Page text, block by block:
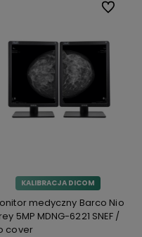
KALIBRACJA DICOM
medyczny Barco Nio
5MP MDNG-6221 SNEF /
cover
Do